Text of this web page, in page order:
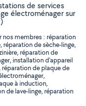
de services
électroménager sur
nos membres : réparation
de sèche-linge,
réparation de
installation d'appareil
de plaque de
à induction,
de lave-linge, réparation